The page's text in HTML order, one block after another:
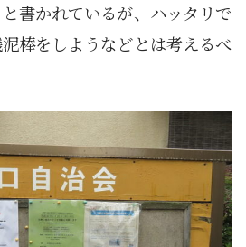
と書かれているが、ハッタリで
棒をしようなどとは考えるべ